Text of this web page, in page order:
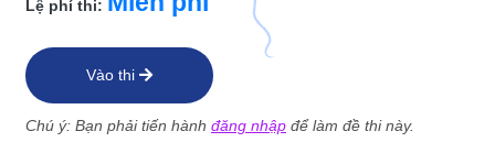
Lệ phí thi:
Vào thi
Chú ý: Bạn phải tiến hành đăng nhập để làm đề thi này.